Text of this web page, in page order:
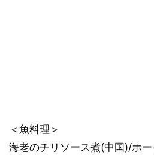
＜魚料理＞
海老のチリソース煮(中国)/ホ